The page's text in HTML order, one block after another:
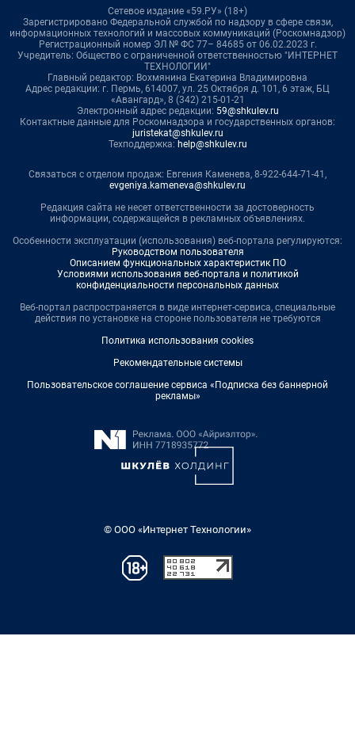
Сетевое издание «59.РУ» (18+)
Зарегистрировано Федеральной службой по надзору в сфере связи,
информационных технологий и массовых коммуникаций (Роскомнадзор)
Регистрационный номер ЭЛ № ФС 77– 84685 от 06.02.2023 г.
Учредитель: Общество с ограниченной ответственностью "ИНТЕРНЕТ
ТЕХНОЛОГИИ"
Главный редактор: Вохмянина Екатерина Владимировна
Адрес редакции: г. Пермь, 614007, ул. 25 Октября д. 101, 6 этаж, БЦ
«Авангард», 8 (342) 215-01-21
Электронный адрес редакции: 59@shkulev.ru
Контактные данные для Роскомнадзора и государственных органов:
juristekat@shkulev.ru
Техподдержка: help@shkulev.ru
Связаться с отделом продаж: Евгения Каменева, 8-922-644-71-41,
evgeniya.kameneva@shkulev.ru
Редакция сайта не несет ответственности за достоверность
информации, содержащейся в рекламных объявлениях.
Особенности эксплуатации (использования) веб-портала регулируются:
Руководством пользователя
Описанием функциональных характеристик ПО
Условиями использования веб-портала и политикой
конфиденциальности персональных данных
Веб-портал распространяется в виде интернет-сервиса, специальные
действия по установке на стороне пользователя не требуются
Политика использования cookies
Рекомендательные системы
Пользовательское соглашение сервиса «Подписка без баннерной
рекламы»
© ООО «Интернет Технологии»